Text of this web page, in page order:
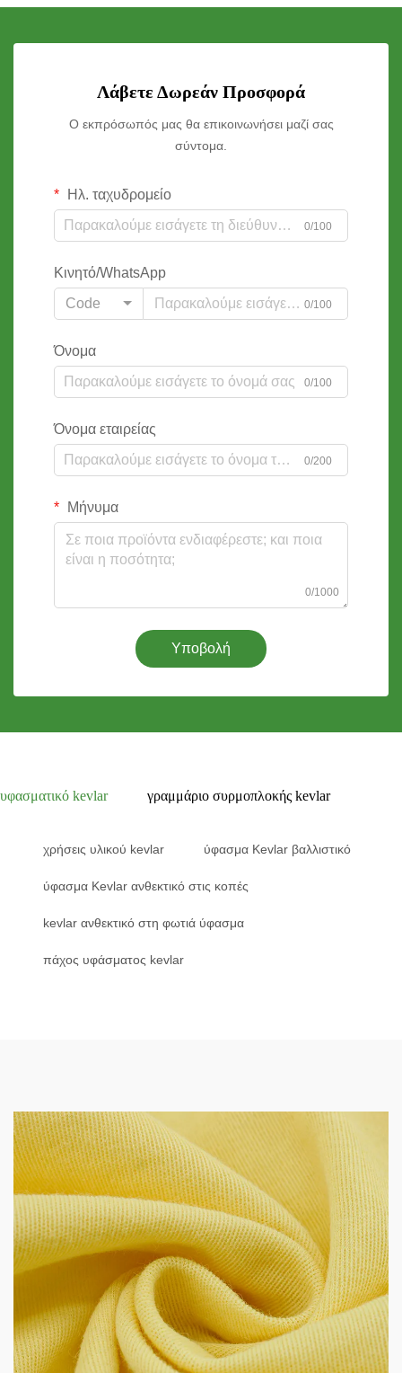
Λάβετε Δωρεάν Προσφορά
Ο εκπρόσωπός μας θα επικοινωνήσει μαζί σας
σύντομα.
Ηλ. ταχυδρομείο
0/100
Κινητό/WhatsApp
Code
0/100
Όνομα
0/100
Όνομα εταιρείας
0/200
Μήνυμα
0/1000
Υποβολή
υφασματικό kevlar γραμμάριο συρμοπλοκής kevlar
χρήσεις υλικού kevlar ύφασμα Kevlar βαλλιστικό
ύφασμα Kevlar ανθεκτικό στις κοπές
kevlar ανθεκτικό στη φωτιά ύφασμα
πάχος υφάσματος kevlar